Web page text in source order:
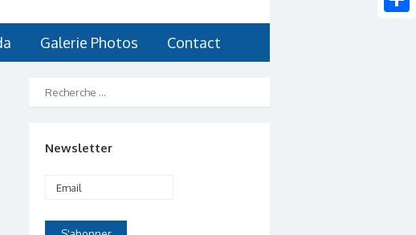
Galerie Photos Contact
Newsletter